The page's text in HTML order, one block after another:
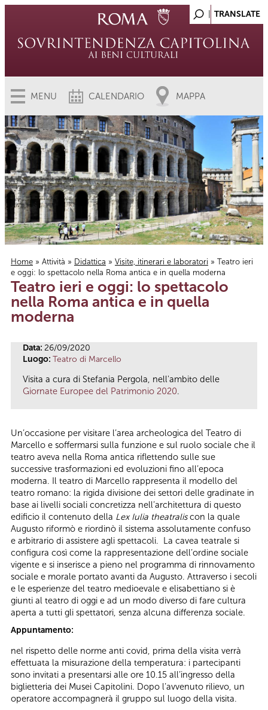
MENU CALENDARIO MAPPA
Tu sei qui
Home » Attività » Didattica » Visite, itinerari e laboratori » Teatro ieri
e oggi: lo spettacolo nella Roma antica e in quella moderna
Teatro ieri e oggi: lo spettacolo
nella Roma antica e in quella
moderna
Data: 26/09/2020
Luogo: Teatro di Marcello
Visita a cura di Stefania Pergola, nell'ambito delle
Giornate Europee del Patrimonio 2020.
Un’occasione per visitare l’area archeologica del Teatro di
Marcello e soffermarsi sulla funzione e sul ruolo sociale che il
teatro aveva nella Roma antica riflettendo sulle sue
successive trasformazioni ed evoluzioni fino all’epoca
moderna. Il teatro di Marcello rappresenta il modello del
teatro romano: la rigida divisione dei settori delle gradinate in
base ai livelli sociali concretizza nell’architettura di questo
edificio il contenuto della Lex Iulia theatraliscon la quale
Augusto riformò e riordinò il sistema assolutamente confuso
e arbitrario di assistere agli spettacoli. La cavea teatrale si
configura così come la rappresentazione dell’ordine sociale
vigente e si inserisce a pieno nel programma di rinnovamento
sociale e morale portato avanti da Augusto. Attraverso i secoli
e le esperienze del teatro medioevale e elisabettiano si è
giunti al teatro di oggi e ad un modo diverso di fare cultura
aperta a tutti gli spettatori, senza alcuna differenza sociale.
Appuntamento:
nel rispetto delle norme anti covid, prima della visita verrà
effettuata la misurazione della temperatura: i partecipanti
sono invitati a presentarsi alle ore 10.15 all’ingresso della
biglietteria dei Musei Capitolini. Dopo l’avvenuto rilievo, un
operatore accompagnerà il gruppo sul luogo della visita.